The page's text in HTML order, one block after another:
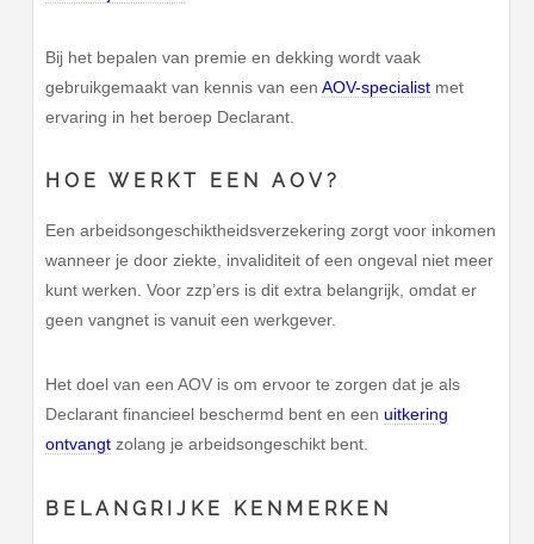
Bij het bepalen van premie en dekking wordt vaak
gebruikgemaakt van kennis van eenAOV-specialist met
ervaring in het beroep Declarant.
HOE WERKT EEN AOV?
Een arbeidsongeschiktheidsverzekering zorgt voor inkomen
wanneer je door ziekte, invaliditeit of een ongeval niet meer
kunt werken. Voor zzp’ers is dit extra belangrijk, omdat er
geen vangnet is vanuit een werkgever.
Het doel van een AOV is om ervoor te zorgen dat je als
Declarant financieel beschermd bent en eenuitkering
ontvangt zolang je arbeidsongeschikt bent.
BELANGRIJKE KENMERKEN